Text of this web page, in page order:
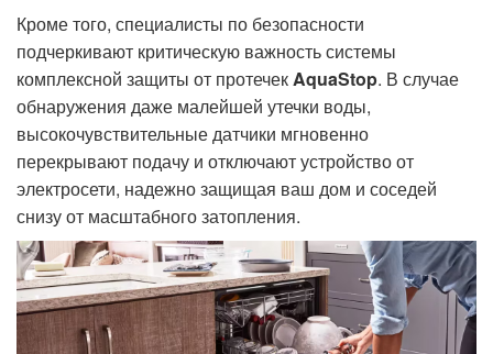
Кроме того, специалисты по безопасности
подчеркивают критическую важность системы
комплексной защиты от протечекAquaStop. В случае
обнаружения даже малейшей утечки воды,
высокочувствительные датчики мгновенно
перекрывают подачу и отключают устройство от
электросети, надежно защищая ваш дом и соседей
снизу от масштабного затопления.